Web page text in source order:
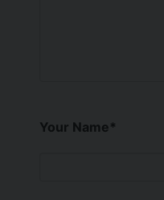
Your Name*